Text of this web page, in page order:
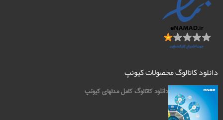
دانلود کاتالوگ محصولات کیونپ
دانلود کاتالوگ کامل مدلهای کیونپ